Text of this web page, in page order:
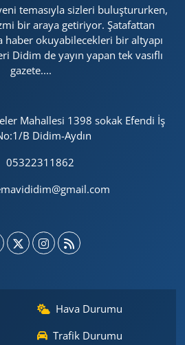
temasıyla sizleri buluştururken,
bir araya getiriyor. Şatafattan
haber okuyabilecekleri bir altyapı
Didim de yayın yapan tek vasıflı
gazete....
Mahallesi 1398 sokak Efendi İş
B Didim-Aydın
05322311862
Hava Durumu
Trafik Durumu